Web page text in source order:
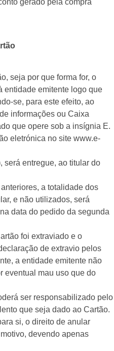
seja por que forma for, o
entidade emitente logo que
se, para este efeito, ao
informações ou Caixa
que opere sob a insígnia E.
eletrónica no site www.e-
será entregue, ao titular do
a totalidade dos
e não utilizados, será
data do pedido da segunda
foi extraviado e o
de extravio pelos
a entidade emitente não
eventual mau uso que do
ser responsabilizado pelo
que seja dado ao Cartão.
si, o direito de anular
devendo apenas